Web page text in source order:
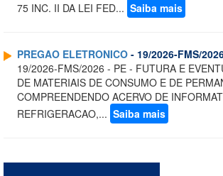
75 INC. II DA LEI FED... Saiba mais
PREGAO ELETRONICO - 19/2026-FMS/
19/2026-FMS/2026 - PE - FUTURA E
DE MATERIAIS DE CONSUMO E DE
COMPREENDENDO ACERVO DE
REFRIGERACAO,... Saiba mais